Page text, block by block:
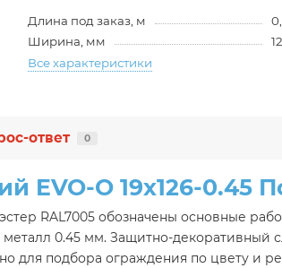
Длина под заказ, м
Ширина, мм
Все характеристики
ответ 0
EVO-O 19х126-0.45
RAL7005 обозначены основные
0.45 мм. Защитно-декоративный
для подбора ограждения по цвету и